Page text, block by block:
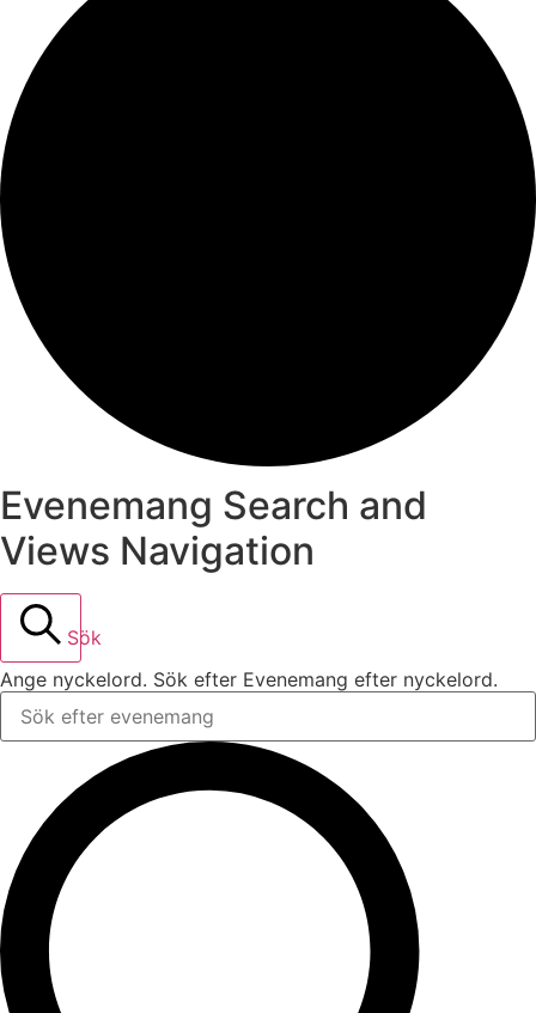
Evenemang Search and
Views Navigation
Sök
Ange nyckelord. Sök efter Evenemang efter nyckelord.